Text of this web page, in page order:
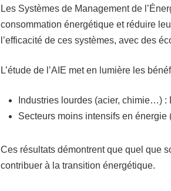
Les Systèmes de Management de
consommation énergétique et réduire
l’efficacité de ces systèmes, avec des
L’étude de l’AIE met en lumière les
Industries lourdes (acier, chimie…) :
Secteurs moins intensifs en
Ces résultats démontrent que quel que
contribuer à la transition énergétique.